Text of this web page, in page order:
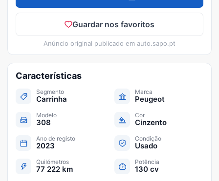
Guardar nos favoritos
Anúncio original publicado em auto.sapo.pt
Características
Segmento
Carrinha
Marca
Peugeot
Modelo
308
Cor
Cinzento
Ano de registo
2023
Condição
Usado
Quilómetros
77 222 km
Potência
130 cv